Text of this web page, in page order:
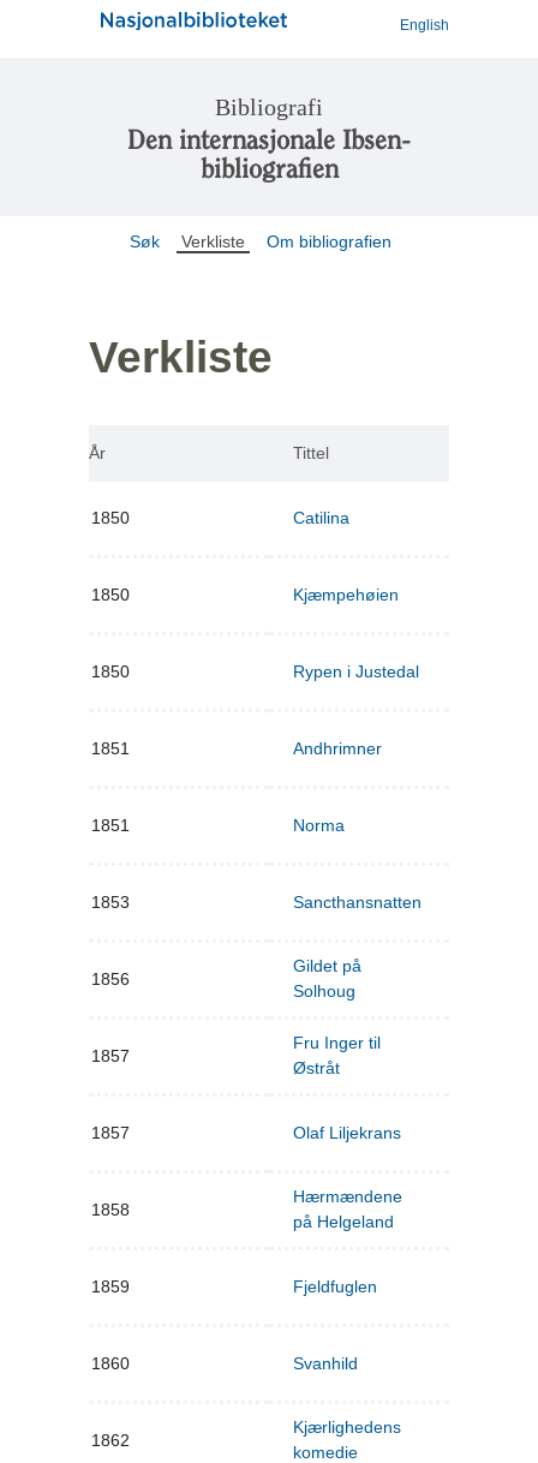
English
Bibliografi
Den internasjonale Ibsen-
bibliografien
Søk Verkliste Om bibliografien
Verkliste
År Tittel
1850 Catilina
1850 Kjæmpehøien
1850 Rypen i Justedal
1851 Andhrimner
1851 Norma
1853 Sancthansnatten
1856
Gildet på
Solhoug
1857
Fru Inger til
Østråt
1857 Olaf Liljekrans
1858
Hærmændene
på Helgeland
1859 Fjeldfuglen
1860 Svanhild
1862
Kjærlighedens
komedie